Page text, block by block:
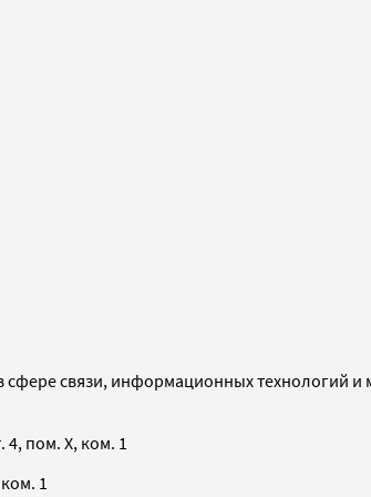
связи, информационных технологий
4, пом. X, ком. 1
1